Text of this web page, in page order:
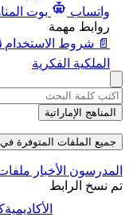
واتساب
بوت
روابط مهمة
📄 شروط الاستخدام
الملكية الفكرية
المناهج الإماراتية
جميع الملفات المتوفرة في
المدرسون الأخبار
تم نسخ الرابط
الأكاديمية